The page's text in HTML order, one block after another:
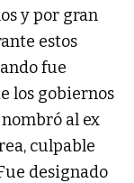
y por gran
estos
fue
los gobiernos
al ex
culpable
designado